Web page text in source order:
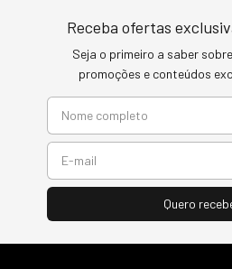
Receba ofertas
Seja o primeiro a saber
promoções e conteúdos